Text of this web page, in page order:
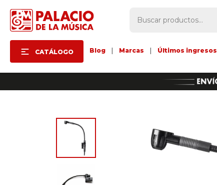
CATÁLOGO Blog Marcas Últimos ingresos